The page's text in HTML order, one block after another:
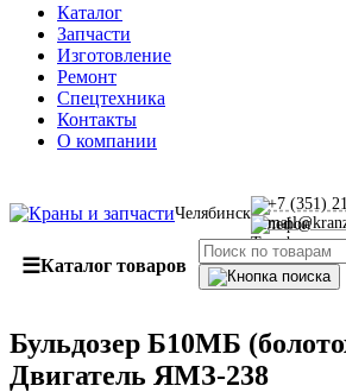
Каталог
Запчасти
Изготовление
Ремонт
Спецтехника
Контакты
О компании
Челябинск
+7 (351)
☰Каталог товаров
Бульдозер Б10МБ
Двигатель ЯМЗ-238